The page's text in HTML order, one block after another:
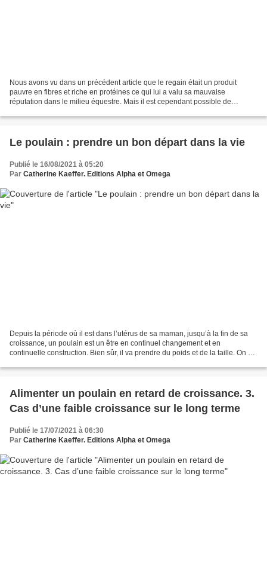
Nous avons vu dans un précédent article que le regain était un produit
pauvre en fibres et riche en protéines ce qui lui a valu sa mauvaise
réputation dans le milieu équestre. Mais il est cependant possible de
Le poulain : prendre un bon départ dans la vie
Publié le 16/08/2021 à 05:20
Par Catherine Kaeffer. Editions Alpha et Omega
Depuis la période où il est dans l’utérus de sa maman, jusqu’à la fin de sa
croissance, un poulain est un être en continuel changement et en
continuelle construction. Bien sûr, il va prendre du poids et de la taille. On va
Alimenter un poulain en retard de croissance. 3.
Cas d’une faible croissance sur le long terme
Publié le 17/07/2021 à 06:30
Par Catherine Kaeffer. Editions Alpha et Omega